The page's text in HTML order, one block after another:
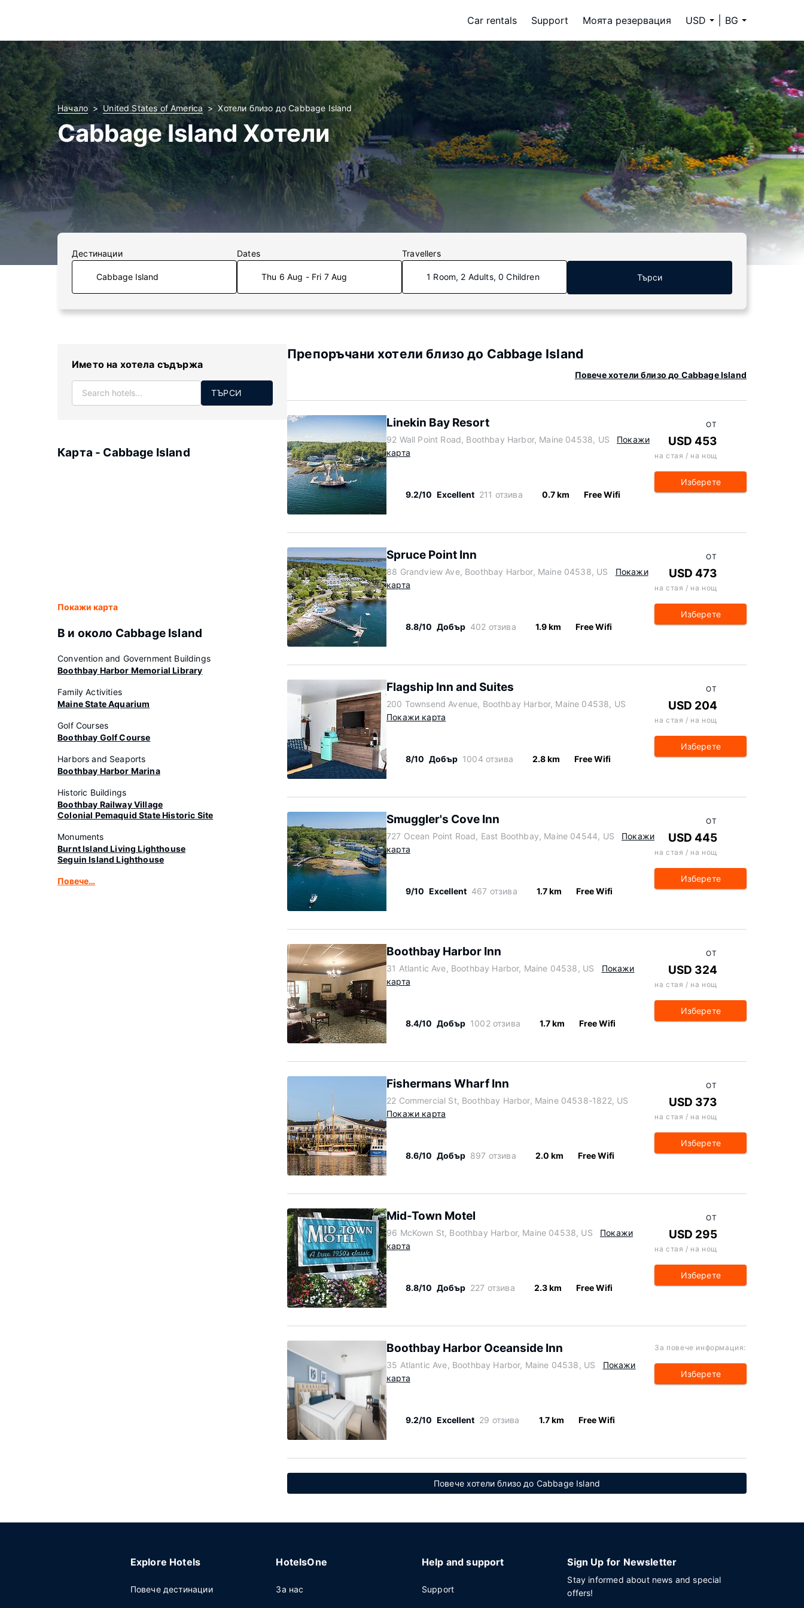
Car rentals Support Моята резервация USD BG
Начало United States of America Хотели близо до Cabbage Island
Cabbage Island Хотели
Дестинации Dates
Thu 6 Aug - Fri 7 Aug
Travellers
1 Room, 2 Adults, 0 Children Търси
Името на хотела съдържа
ТЪРСИ
Карта - Cabbage Island
Покажи карта
В и около Cabbage Island
Convention and Government Buildings
Boothbay Harbor Memorial Library
Family Activities
Maine State Aquarium
Golf Courses
Boothbay Golf Course
Harbors and Seaports
Boothbay Harbor Marina
Historic Buildings
Boothbay Railway Village
Colonial Pemaquid State Historic Site
Monuments
Burnt Island Living Lighthouse
Seguin Island Lighthouse
Повече…
Препоръчани хотели близо до Cabbage Island
Повече хотели близо до Cabbage Island
Linekin Bay Resort
92 Wall Point Road, Boothbay Harbor, Maine 04538, US
Покажи
карта
9.2/10 Excellent 211 отзива 0.7 km Free Wifi
ОТ
USD 453
на стая / на нощ
Изберете
Spruce Point Inn
88 Grandview Ave, Boothbay Harbor, Maine 04538, US
Покажи
карта
8.8/10 Добър 402 отзива 1.9 km Free Wifi
ОТ
USD 473
на стая / на нощ
Изберете
Flagship Inn and Suites
200 Townsend Avenue, Boothbay Harbor, Maine 04538, US
Покажи карта
8/10 Добър 1004 отзива 2.8 km Free Wifi
ОТ
USD 204
на стая / на нощ
Изберете
Smuggler's Cove Inn
727 Ocean Point Road, East Boothbay, Maine 04544, US
Покажи
карта
9/10 Excellent 467 отзива 1.7 km Free Wifi
ОТ
USD 445
на стая / на нощ
Изберете
Boothbay Harbor Inn
31 Atlantic Ave, Boothbay Harbor, Maine 04538, US
Покажи
карта
8.4/10 Добър 1002 отзива 1.7 km Free Wifi
ОТ
USD 324
на стая / на нощ
Изберете
Fishermans Wharf Inn
22 Commercial St, Boothbay Harbor, Maine 04538-1822, US
Покажи карта
8.6/10 Добър 897 отзива 2.0 km Free Wifi
ОТ
USD 373
на стая / на нощ
Изберете
Mid-Town Motel
96 McKown St, Boothbay Harbor, Maine 04538, US
Покажи
карта
8.8/10 Добър 227 отзива 2.3 km Free Wifi
ОТ
USD 295
на стая / на нощ
Изберете
Boothbay Harbor Oceanside Inn
35 Atlantic Ave, Boothbay Harbor, Maine 04538, US
Покажи
карта
9.2/10 Excellent 29 отзива 1.7 km Free Wifi
За повече информация:
Изберете
Повече хотели близо до Cabbage Island
Explore Hotels
Повече дестинации
HotelsOne
За нас
Help and support
Support
Sign Up for Newsletter
Stay informed about news and special
offers!